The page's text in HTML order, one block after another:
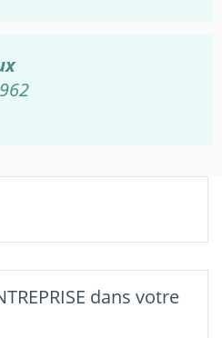
dans votre